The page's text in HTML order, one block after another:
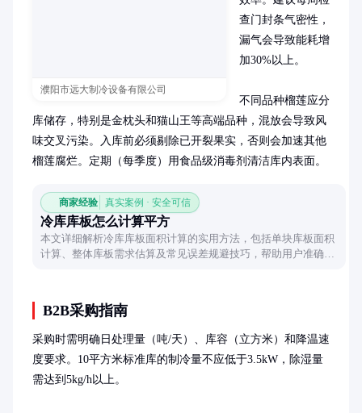
濮阳市远大制冷设备有限公司
查门封条气密性，
漏气会导致能耗增
加30%以上。
不同品种榴莲应分
库储存，特别是金枕头和猫山王等高端品种，混放会导致风
味交叉污染。入库前必须剔除已开裂果实，否则会加速其他
榴莲腐烂。定期（每季度）用食品级消毒剂清洁库内表面。
商家经验 真实案例 · 安全可信
冷库库板怎么计算平方
本文详细解析冷库库板面积计算的实用方法，包括单块库板面积
计算、整体库板需求估算及常见误差规避技巧，帮助用户准确规
B2B采购指南
采购时需明确日处理量（吨/天）、库容（立方米）和降温速
度要求。10平方米标准库的制冷量不应低于3.5kW，除湿量
需达到5kg/h以上。